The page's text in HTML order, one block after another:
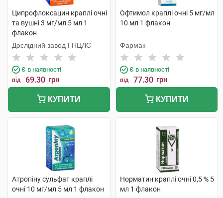
Ципрофлоксацин краплі очні
та вушні 3 мг/мл 5 мл 1
флакон
Дослідний завод ГНЦЛС
Є в наявності
від 69.30 грн
КУПИТИ
Офтимол краплі очні 5 мг/мл
10 мл 1 флакон
Фармак
Є в наявності
від 77.30 грн
КУПИТИ
Атропіну сульфат краплі
очні 10 мг/мл 5 мл 1 флакон
Норматин краплі очні 0,5 % 5
мл 1 флакон